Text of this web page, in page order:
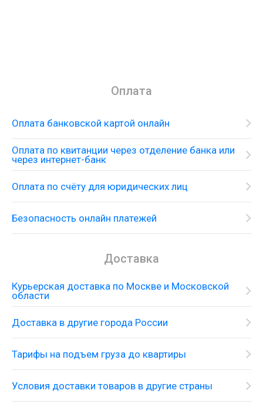
Оплата
Оплата банковской картой онлайн
Оплата по квитанции через отделение банка или
через интернет-банк
Оплата по счёту для юридических лиц
Безопасность онлайн платежей
Доставка
Курьерская доставка по Москве и Московской
области
Доставка в другие города России
Тарифы на подъем груза до квартиры
Условия доставки товаров в другие страны